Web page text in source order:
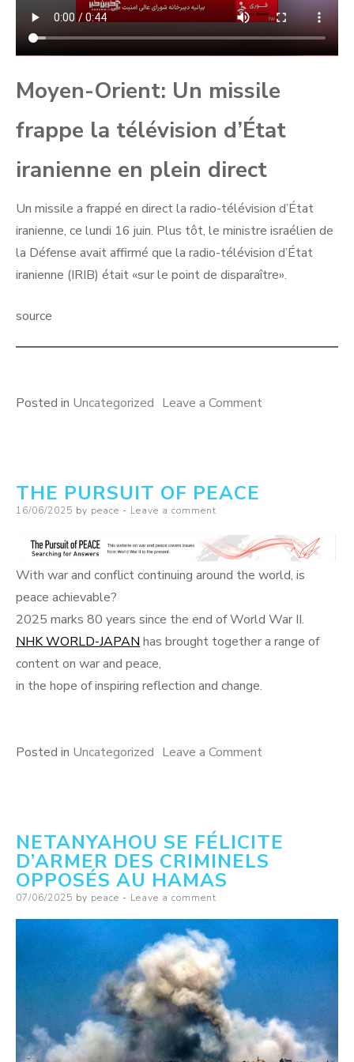
Moyen-Orient: Un missile
frappe la télévision d’État
iranienne en plein direct
Un missile a frappé en direct la radio-télévision d’État
iranienne, ce lundi 16 juin. Plus tôt, le ministre israélien de
la Défense avait affirmé que la radio-télévision d’État
iranienne (IRIB) était «sur le point de disparaître».
source
Posted in Uncategorized Leave a Commenton
THE PURSUIT OF PEACE
Posted
16/06/2025 by peace Leave a comment
With war and conflict continuing around the world, is
peace achievable?
2025 marks 80 years since the end of World War II.
NHK WORLD-JAPAN has brought together a range of
content on war and peace,
in the hope of inspiring reflection and change.
Posted in Uncategorized Leave a Commenton
Peace
NETANYAHOU SE FÉLICITE
D’ARMER DES CRIMINELS
OPPOSÉS AU HAMAS
Posted
07/06/2025 by peace Leave a comment